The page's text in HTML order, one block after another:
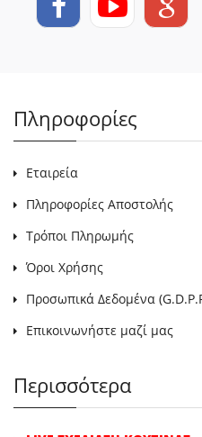
Πληροφορίες
Εταιρεία
Πληροφορίες Αποστολής
Τρόποι Πληρωμής
Όροι Χρήσης
Προσωπικά Δεδομένα
Επικοινωνήστε μαζί μας
Περισσότερα